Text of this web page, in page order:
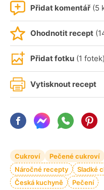
Přidat komentář (5
Ohodnotit recept
Přidat fotku (1 fotek)
Vytisknout recept
Cukroví Pečené cukroví
Náročné recepty
Sladké
Česká kuchyně
Pečení